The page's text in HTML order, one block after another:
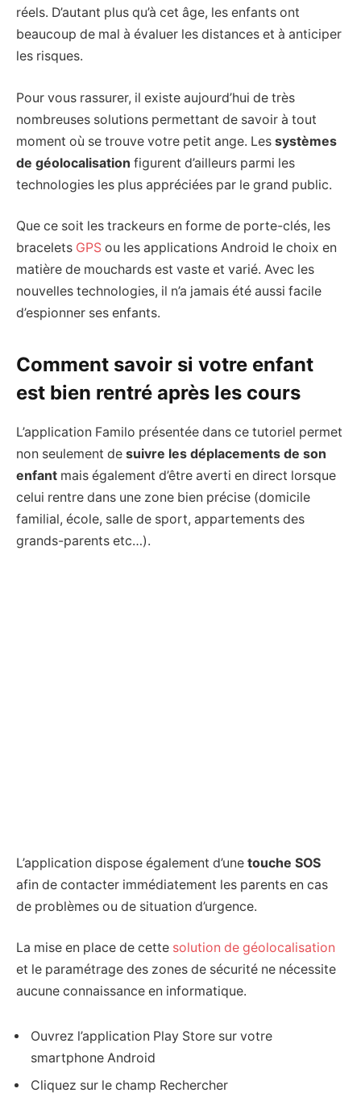
réels. D’autant plus qu’à cet âge, les enfants ont
beaucoup de mal à évaluer les distances et à anticiper
les risques.
Pour vous rassurer, il existe aujourd’hui de très
nombreuses solutions permettant de savoir à tout
moment où se trouve votre petit ange. Les systèmes
de géolocalisation figurent d’ailleurs parmi les
technologies les plus appréciées par le grand public.
Que ce soit les trackeurs en forme de porte-clés, les
bracelets GPS ou les applications Android le choix en
matière de mouchards est vaste et varié. Avec les
nouvelles technologies, il n’a jamais été aussi facile
d’espionner ses enfants.
Comment savoir si votre enfant
est bien rentré après les cours
L’application Familo présentée dans ce tutoriel permet
non seulement de suivre les déplacements de son
enfant mais également d’être averti en direct lorsque
celui rentre dans une zone bien précise (domicile
familial, école, salle de sport, appartements des
grands-parents etc…).
L’application dispose également d’une touche SOS
afin de contacter immédiatement les parents en cas
de problèmes ou de situation d’urgence.
La mise en place de cette solution de géolocalisation
et le paramétrage des zones de sécurité ne nécessite
aucune connaissance en informatique.
Ouvrez l’application Play Store sur votre
smartphone Android
Cliquez sur le champ Rechercher